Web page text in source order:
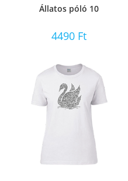
Állatos póló 10
4490 Ft